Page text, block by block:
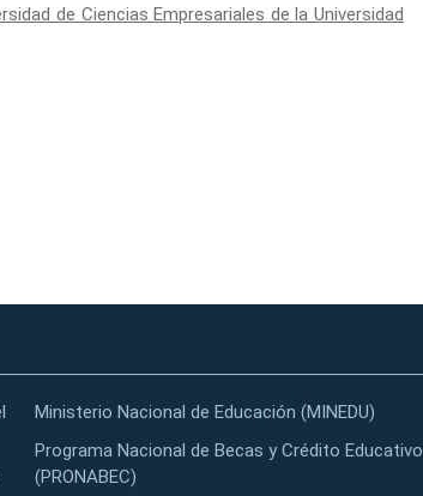
de Ciencias Empresariales de la Universidad
Ministerio Nacional de Educación (MINEDU)
Programa Nacional de Becas y Crédito Educativo
(PRONABEC)